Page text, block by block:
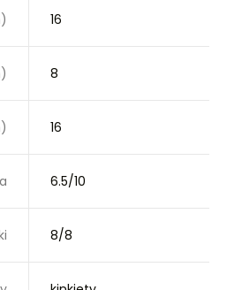
16
8
16
6.5/10
8/8